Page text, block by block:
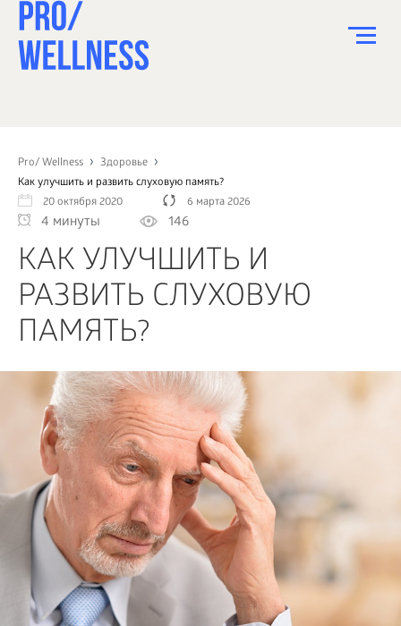
Pro/ Wellness
Здоровье
Как улучшить и развить слуховую память?
20 октября 2020
6 марта 2026
4 минуты 146
КАК УЛУЧШИТЬ И
РАЗВИТЬ СЛУХОВУЮ
ПАМЯТЬ?
СПОРТ
ЗДОРОВЬЕ
КРАСОТА
ПСИХОЛОГИЯ
ДЕТИ
ДОМ
КАК?
БИЗНЕС